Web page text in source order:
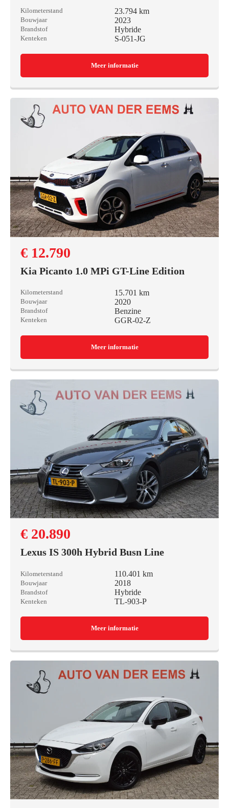
Kilometerstand 23.794 km
Bouwjaar 2023
Brandstof Hybride
Kenteken S-051-JG
Meer informatie
€ 12.790
Kia Picanto 1.0 MPi GT-Line Edition
Kilometerstand 15.701 km
Bouwjaar 2020
Brandstof Benzine
Kenteken GGR-02-Z
Meer informatie
€ 20.890
Lexus IS 300h Hybrid Busn Line
Kilometerstand 110.401 km
Bouwjaar 2018
Brandstof Hybride
Kenteken TL-903-P
Meer informatie